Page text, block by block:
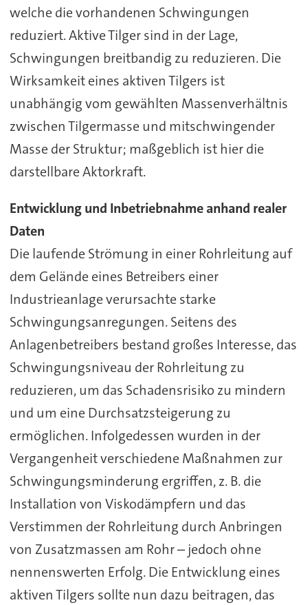
welche die vorhandenen Schwingungen
reduziert. Aktive Tilger sind in der Lage,
Schwingungen breitbandig zu reduzieren. Die
Wirksamkeit eines aktiven Tilgers ist
unabhängig vom gewählten Massenverhältnis
zwischen Tilgermasse und mitschwingender
Masse der Struktur; maßgeblich ist hier die
darstellbare Aktorkraft.
Entwicklung und Inbetriebnahme anhand realer
Daten
Die laufende Strömung in einer Rohrleitung auf
dem Gelände eines Betreibers einer
Industrieanlage verursachte starke
Schwingungsanregungen. Seitens des
Anlagenbetreibers bestand großes Interesse, das
Schwingungsniveau der Rohrleitung zu
reduzieren, um das Schadensrisiko zu mindern
und um eine Durchsatzsteigerung zu
ermöglichen. Infolgedessen wurden in der
Vergangenheit verschiedene Maßnahmen zur
Schwingungsminderung ergriffen, z. B. die
Installation von Viskodämpfern und das
Verstimmen der Rohrleitung durch Anbringen
von Zusatzmassen am Rohr – jedoch ohne
nennenswerten Erfolg. Die Entwicklung eines
aktiven Tilgers sollte nun dazu beitragen, das